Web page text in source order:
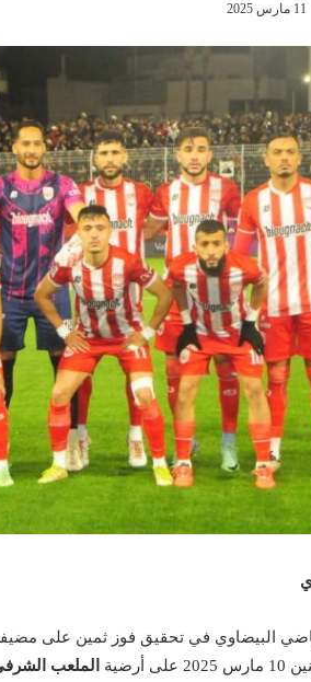
11 مارس 2025
البيضاوي في تحقيق فوز ثمين على
الملعب